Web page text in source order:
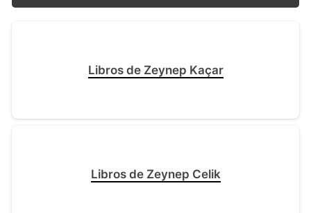
Libros de Zeynep Kaçar
Libros de Zeynep Celik